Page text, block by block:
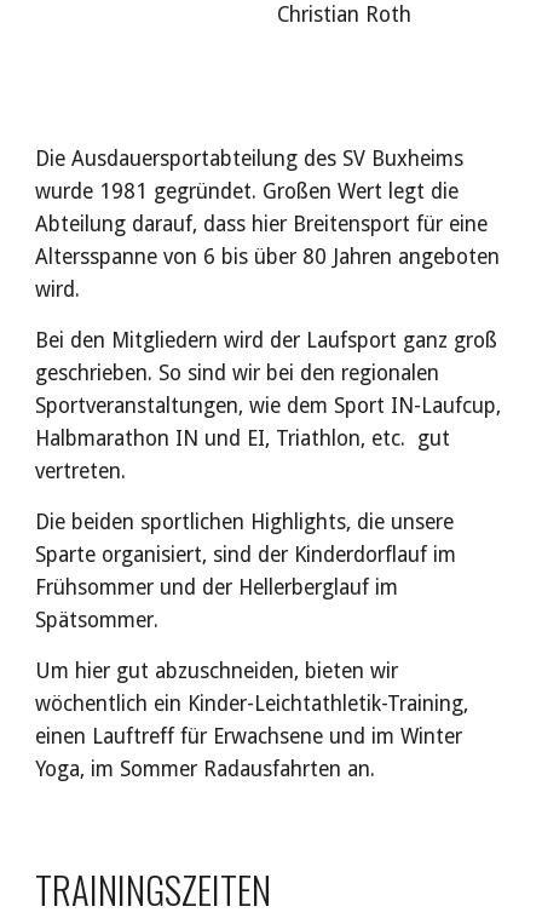
Christian Roth
DieAusdauersportabteilung des SV Buxheims
wurde 1981 gegründet. Großen Wert legt die
Abteilung darauf, dass hier Breitensport für eine
Altersspanne von 6 bis über 80 Jahren angeboten
wird.
Bei den Mitgliedern wird der Laufsport ganz groß
geschrieben. So sind wir bei den regionalen
Sportveranstaltungen, wie dem Sport IN-Laufcup,
Halbmarathon IN und EI, Triathlon, etc. gut
vertreten.
Die beiden sportlichen Highlights, die unsere
Sparte organisiert, sind der Kinderdorflauf im
Frühsommer und der Hellerberglauf im
Spätsommer.
Um hier gut abzuschneiden, bieten wir
wöchentlich ein Kinder-Leichtathletik-Training,
einen Lauftreff für Erwachsene und im Winter
Yoga, im Sommer Radausfahrten an.
TRAININGSZEITEN